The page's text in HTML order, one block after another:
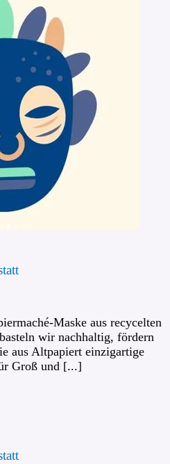
Maske aus recycelten
wir nachhaltig, fördern
aus Altpapiert einzigartige
Groß und [...]